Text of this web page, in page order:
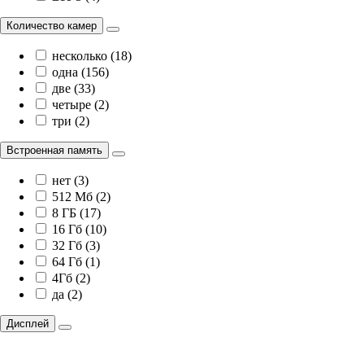
Количество камер
несколько (18)
одна (156)
две (33)
четыре (2)
три (2)
Встроенная память
нет (3)
512 Мб (2)
8 ГБ (17)
16 Гб (10)
32 Гб (3)
64 Гб (1)
4Гб (2)
да (2)
Дисплей